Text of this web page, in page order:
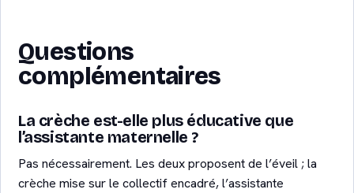
Questions
complémentaires
La crèche est-elle plus éducative que
l’assistante maternelle ?
Pas nécessairement. Les deux proposent de l’éveil ; la
crèche mise sur le collectif encadré, l’assistante